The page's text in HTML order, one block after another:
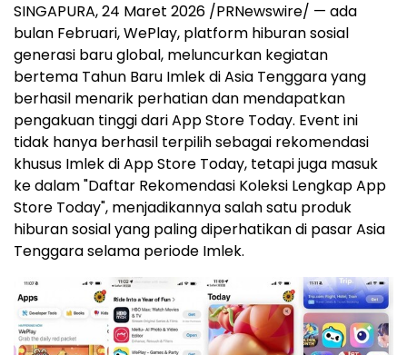
SINGAPURA, 24 Maret 2026 /PRNewswire/ — ada
bulan Februari, WePlay, platform hiburan sosial
generasi baru global, meluncurkan kegiatan
bertema Tahun Baru Imlek di Asia Tenggara yang
berhasil menarik perhatian dan mendapatkan
pengakuan tinggi dari App Store Today. Event ini
tidak hanya berhasil terpilih sebagai rekomendasi
khusus Imlek di App Store Today, tetapi juga masuk
ke dalam "Daftar Rekomendasi Koleksi Lengkap App
Store Today", menjadikannya salah satu produk
hiburan sosial yang paling diperhatikan di pasar Asia
Tenggara selama periode Imlek.